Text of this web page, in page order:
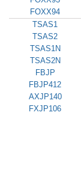
FOXX94
TSAS1
TSAS2
TSAS1N
TSAS2N
FBJP
FBJP412
AXJP140
FXJP106